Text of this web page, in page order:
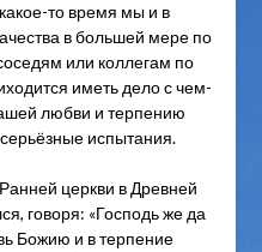
то время мы и в
в большей мере по
или коллегам по
иметь дело с чем-
любви и терпению
испытания.
церкви в Древней
говоря: «Господь же да
Божию и в терпение